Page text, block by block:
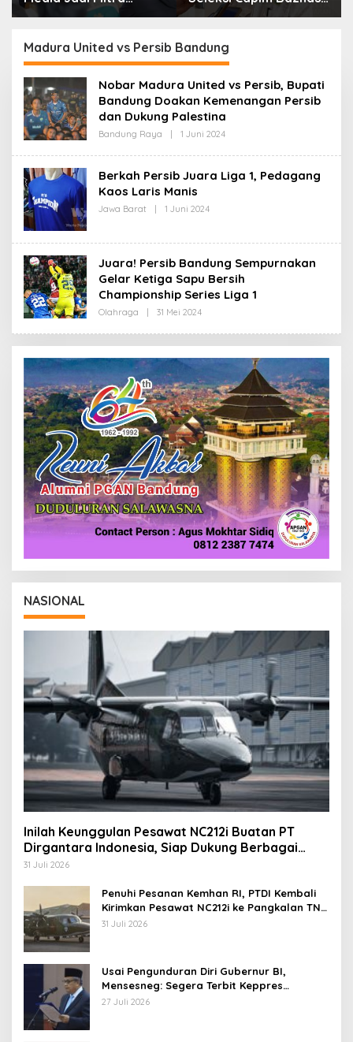
Strategis Bangun
Kota Cimahi: Kita Ingin
Berintegritas
Madura United vs Persib Bandung
Nobar Madura United vs Persib, Bupati
Bandung Doakan Kemenangan Persib
dan Dukung Palestina
Bandung Raya 1 Juni 2024
E
R
I
Berkah Persib Juara Liga 1, Pedagang
Kaos Laris Manis
Jawa Barat 1 Juni 2024
H
E
D
A
K
Juara! Persib Bandung Sempurnakan
Gelar Ketiga Sapu Bersih
Championship Series Liga 1
Olahraga 31 Mei 2024
E
H
R
D
A
K
S
I
NASIONAL
Inilah Keunggulan Pesawat NC212i Buatan PT
Dirgantara Indonesia, Siap Dukung Berbagai
Operasi TNI
31 Juli 2026
Penuhi Pesanan Kemhan RI, PTDI Kembali
Kirimkan Pesawat NC212i ke Pangkalan TNI
AU
31 Juli 2026
Usai Pengunduran Diri Gubernur BI,
Mensesneg: Segera Terbit Keppres
Pemberhentian dengan Hormat
27 Juli 2026